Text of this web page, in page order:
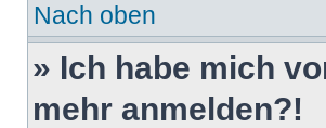
Nach oben
» Ich habe mich
mehr anmelden?!